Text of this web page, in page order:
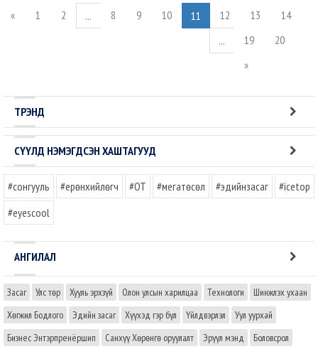
« 1 2 ... 8 9 10 11 12 13
14
...
19
20
»
ТРЭНД
СҮҮЛД НЭМЭГДСЭН ХАШТАГУУД
#сонгууль #ерөнхийлөгч #OT #мегатөсөл #эдийнзасаг
#icetop
#eyescool
АНГИЛАЛ
Засаг Улс төр Хууль эрхзүй Олон улсын харилцаа Технологи
Шинжлэх ухаан
Хөгжил Бодлого
Эдийн засаг Хүүхэд гэр бүл Үйлдвэрлэл
Уул уурхай
Бизнес Энтэрпренёршип
Санхүү Хөрөнгө оруулалт Эрүүл мэнд Боловсрол